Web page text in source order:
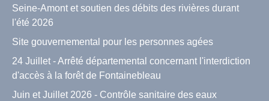
Seine-Amont et soutien des débits des rivières durant
l'été 2026
Site gouvernemental pour les personnes agées
24 Juillet - Arrêté départemental concernant l'interdiction
d'accès à la forêt de Fontainebleau
Juin et Juillet 2026 - Contrôle sanitaire des eaux